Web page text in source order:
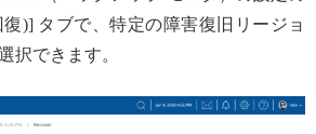
復)] タブで、特定の障害復旧リージョ
択できます。